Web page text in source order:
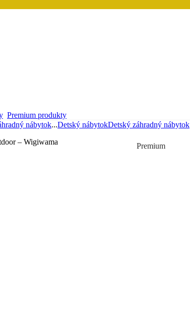
Premium produkty
nábytok...Detský nábytokDetský záhradný nábytok
Premium